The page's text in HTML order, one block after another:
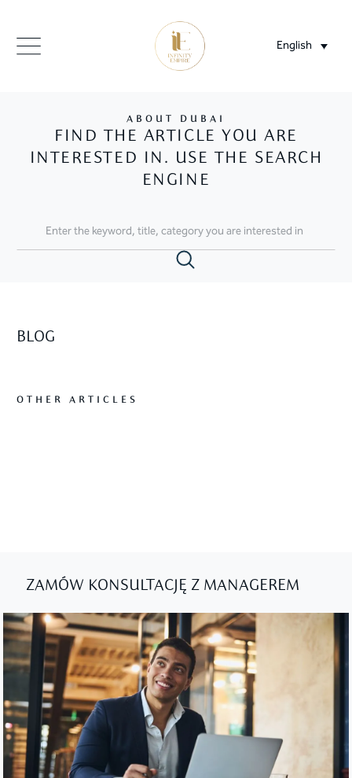
English
ABOUT DUBAI
FIND THE ARTICLE YOU ARE
INTERESTED IN. USE THE SEARCH
ENGINE
BLOG
OTHER ARTICLES
ZAMÓW KONSULTACJĘ Z MANAGEREM